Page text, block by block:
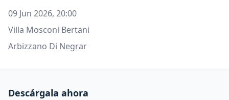
09 Jun 2026, 20:00
Villa Mosconi Bertani
Arbizzano Di Negrar
Descárgala ahora